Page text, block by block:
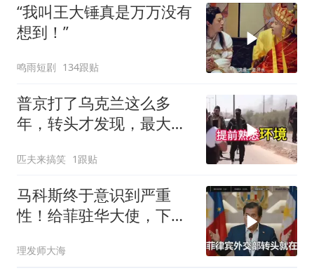
“我叫王大锤真是万万没有
想到！”
鸣雨短剧 134跟贴
普京打了乌克兰这么多
年，转头才发现，最大的
匹夫来搞笑 1跟贴
马科斯终于意识到严重
性！给菲驻华大使，下达
理发师大海